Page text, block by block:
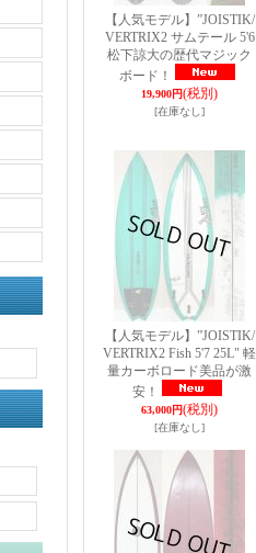
【人気モデル】”JOISTIK/
VERTRIX2 サムテール 5'6
松下諒大の歴代マジック
ボード！
19,900円(税別)
[在庫なし]
【人気モデル】”JOISTIK/
VERTRIX2 Fish 5'7 25L" 軽
量カーボロード美品が激
安！
63,000円(税別)
[在庫なし]